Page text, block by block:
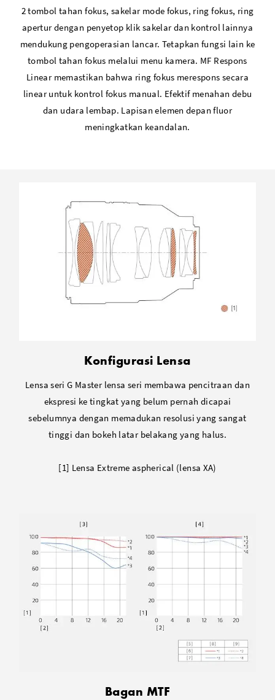
2 tombol tahan fokus, sakelar mode fokus, ring fokus, ring
apertur dengan penyetop klik sakelar dan kontrol lainnya
mendukung pengoperasian lancar. Tetapkan fungsi lain ke
tombol tahan fokus melalui menu kamera. MF Respons
Linear memastikan bahwa ring fokus merespons secara
linear untuk kontrol fokus manual. Efektif menahan debu
dan udara lembap. Lapisan elemen depan fluor
meningkatkan keandalan.
Konfigurasi Lensa
Lensa seri G Master lensa seri membawa pencitraan dan
ekspresi ke tingkat yang belum pernah dicapai
sebelumnya dengan memadukan resolusi yang sangat
tinggi dan bokeh latar belakang yang halus.
[1] Lensa Extreme aspherical (lensa XA)
Bagan MTF